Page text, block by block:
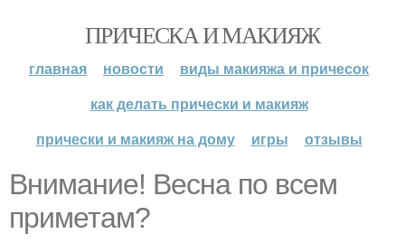
ПРИЧЕСКА И МАКИЯЖ
главная новости
виды макияжа и причесок
как делать прически и макияж
прически и макияж на дому
игры отзывы
Внимание! Весна по всем
приметам?